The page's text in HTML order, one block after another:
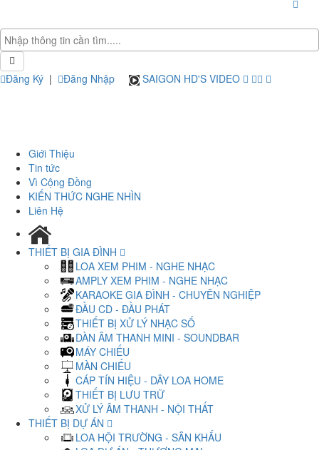
Đăng Ký | Đăng Nhập SAIGON HD'S VIDEO
Giới Thiệu
Tin tức
Vì Cộng Đồng
KIẾN THỨC NGHE NHÌN
Liên Hệ
THIẾT BỊ GIA ĐÌNH
LOA XEM PHIM - NGHE NHẠC
AMPLY XEM PHIM - NGHE NHẠC
KARAOKE GIA ĐÌNH - CHUYÊN NGHIỆP
ĐẦU CD - ĐẦU PHÁT
THIẾT BỊ XỬ LÝ NHẠC SỐ
DÀN ÂM THANH MINI - SOUNDBAR
MÁY CHIẾU
MÀN CHIẾU
CÁP TÍN HIỆU - DÂY LOA HOME
THIẾT BỊ LƯU TRỮ
XỬ LÝ ÂM THANH - NỘI THẤT
THIẾT BỊ DỰ ÁN
LOA HỘI TRƯỜNG - SÂN KHẤU